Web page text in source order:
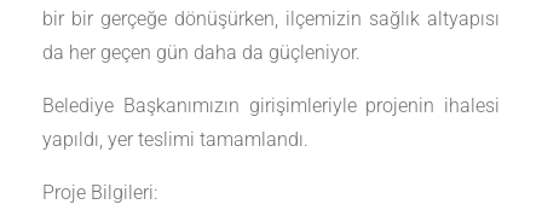
bir bir gerçeğe dönüşürken, ilçemizin sağlık altyapısı
da her geçen gün daha da güçleniyor.
Belediye Başkanımızın girişimleriyle projenin ihalesi
yapıldı, yer teslimi tamamlandı.
Proje Bilgileri: